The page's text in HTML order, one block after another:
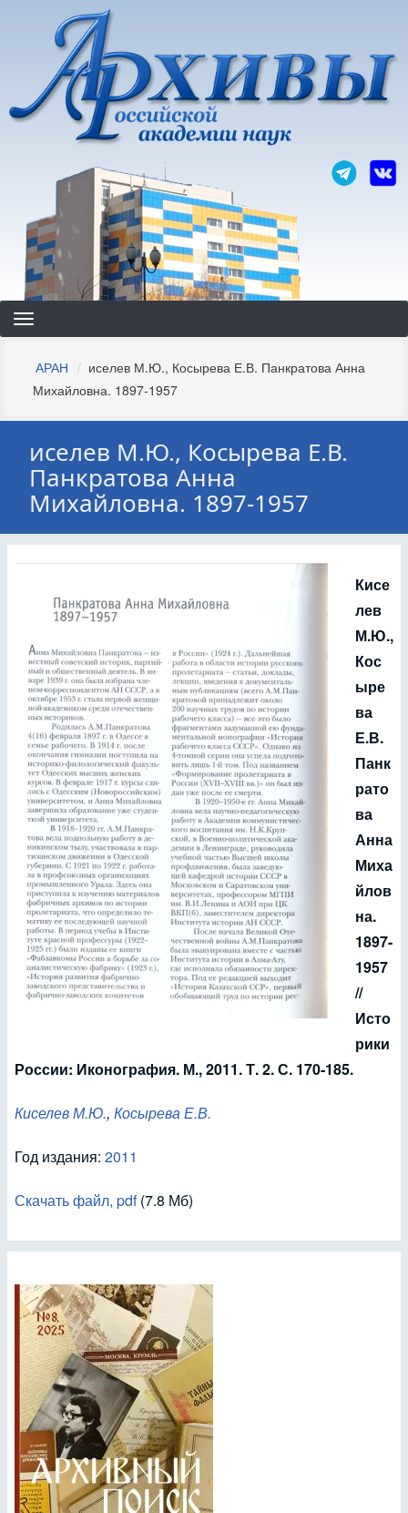
основному
содержанию
Строка
навигации
АРАН
иселев М.Ю., Косырева Е.В. Панкратова Анна
Михайловна. 1897-1957
иселев М.Ю., Косырева Е.В.
Панкратова Анна
Михайловна. 1897-1957
Кисе
лев
М.Ю.,
Кос
ыре
ва
Е.В.
Панк
рато
ва
Анна
Миха
йлов
на.
1897-
1957
//
Исто
рики
России: Иконография. М., 2011. Т. 2. С. 170-185.
Киселев М.Ю., Косырева Е.В.
Год издания: 2011
Скачать файл, pdf(7.8 Мб)